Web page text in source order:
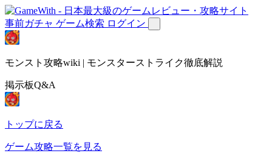
事前ガチャ ゲーム検索 ログイン
モンスト攻略wiki | モンスターストライク徹底解説
掲示板Q&A
トップに戻る
ゲーム攻略一覧を見る